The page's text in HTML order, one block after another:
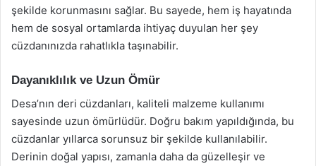
şekilde korunmasını sağlar. Bu sayede, hem iş hayatında
hem de sosyal ortamlarda ihtiyaç duyulan her şey
cüzdanınızda rahatlıkla taşınabilir.
Dayanıklılık ve Uzun Ömür
Desa’nın deri cüzdanları, kaliteli malzeme kullanımı
sayesinde uzun ömürlüdür. Doğru bakım yapıldığında, bu
cüzdanlar yıllarca sorunsuz bir şekilde kullanılabilir.
Derinin doğal yapısı, zamanla daha da güzelleşir ve